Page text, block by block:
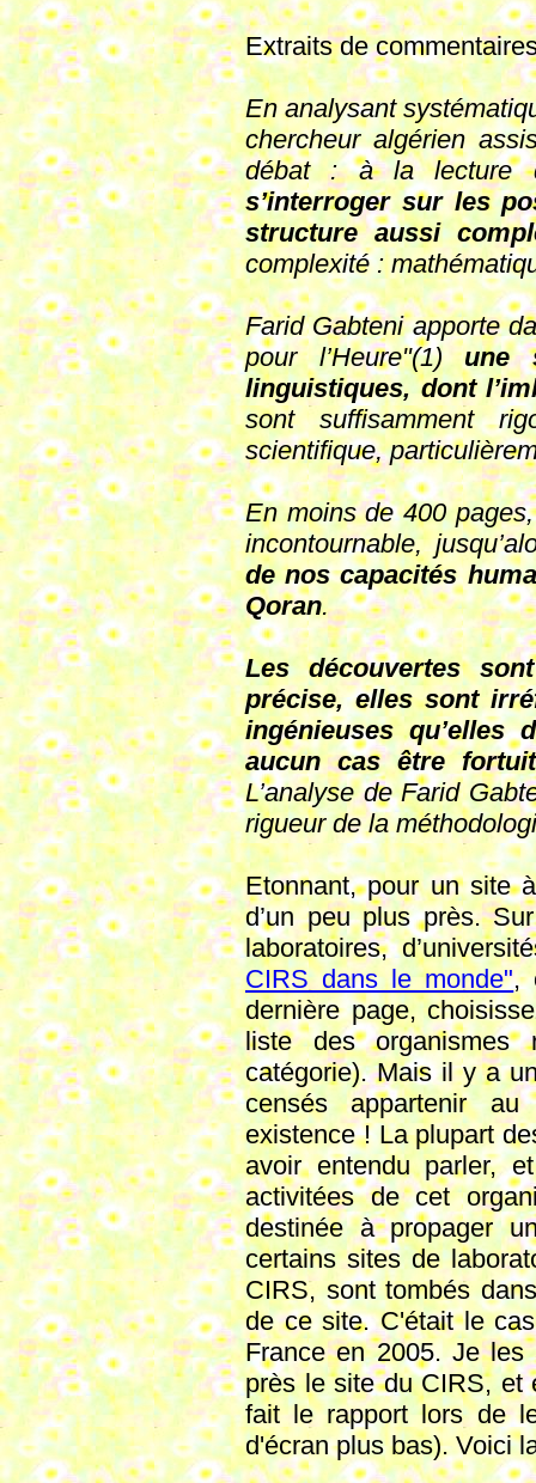
Extraits de
En analysant
chercheur algérien
débat : à la lecture
s’interroger sur les
structure aussi
complexité :
Farid Gabteni apporte
pour l’Heure"(1)une
linguistiques, dont
sont suffisamment
scientifique,
En moins de 400
incontournable,
de nos capacités
Qoran.
Les découvertes
précise, elles sont
ingénieuses qu’elles
aucun cas être
L’analyse de Farid
rigueur de la
Etonnant, pour un site
d’un peu plus près.
laboratoires,
CIRS dans le monde",
dernière page,
liste des organismes
catégorie). Mais il y a
censés appartenir
existence ! La plupart
avoir entendu parler,
activitées de cet
destinée à propager
certains sites de
CIRS, sont tombés
de ce site. C'était le
France en 2005. Je
près le site du CIRS, et
fait le rapport lors de
d'écran plus bas). Voici